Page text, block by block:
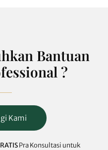
Bantuan
?
Kami
Pra Konsultasi untuk